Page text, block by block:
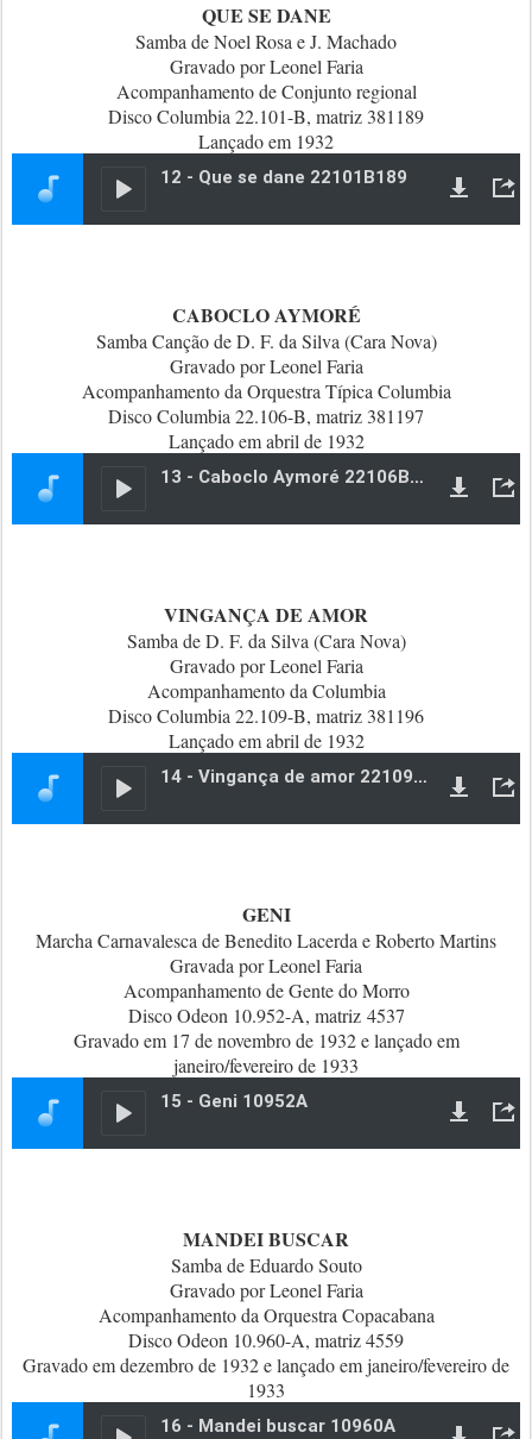
QUE SE DANE
Samba de Noel Rosa e J. Machado
Gravado por Leonel Faria
Acompanhamento de Conjunto regional
Disco Columbia 22.101-B, matriz 381189
Lançado em 1932
CABOCLO AYMORÉ
Samba Canção de D. F. da Silva (Cara Nova)
Gravado por Leonel Faria
Acompanhamento da Orquestra Típica Columbia
Disco Columbia 22.106-B, matriz 381197
Lançado em abril de 1932
VINGANÇA DE AMOR
Samba de D. F. da Silva (Cara Nova)
Gravado por Leonel Faria
Acompanhamento da Columbia
Disco Columbia 22.109-B, matriz 381196
Lançado em abril de 1932
GENI
Marcha Carnavalesca de Benedito Lacerda e Roberto Martins
Gravada por Leonel Faria
Acompanhamento de Gente do Morro
Disco Odeon 10.952-A, matriz 4537
Gravado em 17 de novembro de 1932 e lançado em
janeiro/fevereiro de 1933
MANDEI BUSCAR
Samba de Eduardo Souto
Gravado por Leonel Faria
Acompanhamento da Orquestra Copacabana
Disco Odeon 10.960-A, matriz 4559
Gravado em dezembro de 1932 e lançado em janeiro/fevereiro de
1933